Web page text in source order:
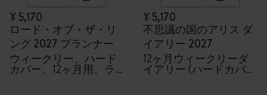
¥ 5,170
ロード・オブ・ザ・リ
ング 2027 プランナー
ウィークリー、ハード
カバー、12ヶ月用、ラ
¥ 5,170
不思議の国のアリス ダ
イアリー 2027
12ヶ月ウィークリーダ
イアリー (ハードカバ